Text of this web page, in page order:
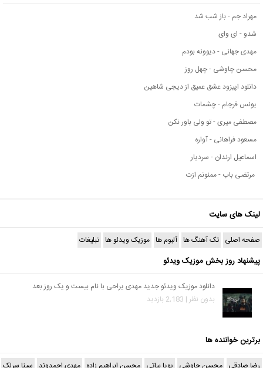
مهراد جم - باز شب شد
شدو - ای وای
مهدی جهانی - دیوونه بودم
محسن چاوشی - چهل روز
دانلود اپیزود عشق عمیق از دیجی شاهین
یونس فرجام - چشمات
مصطفی میری - تو ولی باور نکن
مسعود فراهانی - آواره
اسماعیل ارندان - سردیار
مرتضی باب - ممنونم ازت
لینک های سایت
صفحه اصلی تک آهنگ ها آلبوم ها موزیک ویدئو ها تبلیغات
پیشنهاد روز بخش موزیک ویدئو
دانلود موزیک ویدئو جدید مهدی یراحی با نام بیست و یک روز بعد
بدون نظر | 2,183 بازدید
برترین خواننده ها